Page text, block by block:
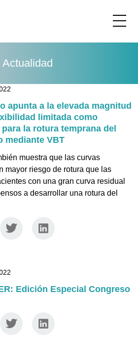
Actualidad
apunta a la elevada magnitud
limitada como
la rotura temprana del
mediante VBT
muestra que las curvas
mayor riesgo de rotura que las
con una gran curva residual
a desarrollar una rotura del
Twitter Linkedin
Edición Especial Congreso
Twitter Linkedin